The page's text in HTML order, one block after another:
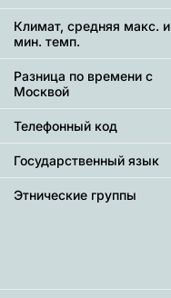
Климат, средняя макс. и
мин. темп.
Разница по времени с
Москвой
Телефонный код
Государственный язык
Этнические группы